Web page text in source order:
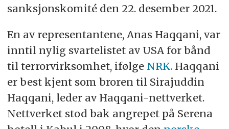
sanksjonskomité den 22. desember 2021.
En av representantene, Anas Haqqani, var
inntil nylig svartelistet av USA for bånd
til terrorvirksomhet, ifølge NRK.Haqqani
er best kjent som broren til Sirajuddin
Haqqani, leder av Haqqani-nettverket.
Nettverket stod bak angrepet på Serena